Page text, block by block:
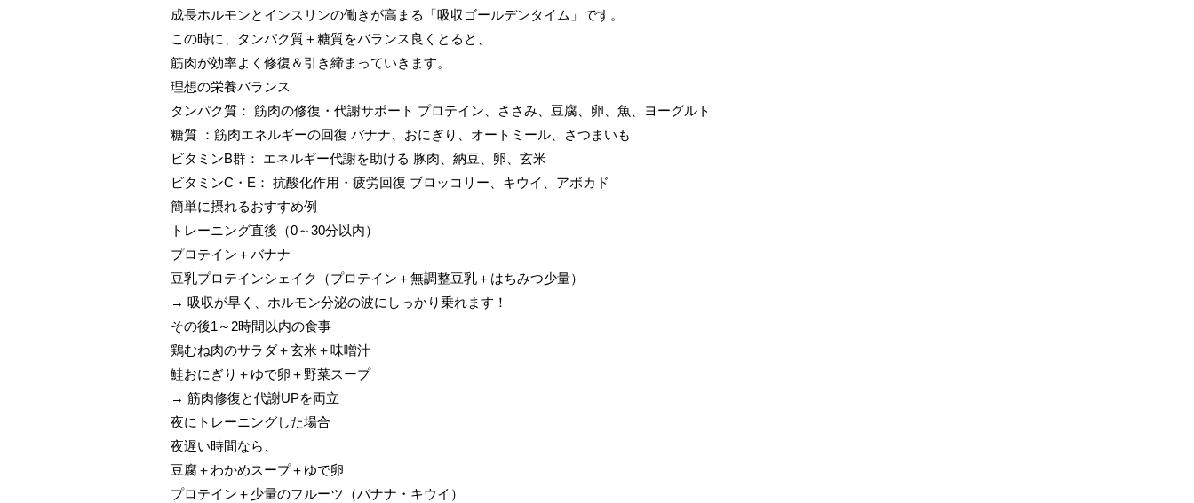
成長ホルモンとインスリンの働きが高まる「吸収ゴールデンタイム」です。
この時に、タンパク質＋糖質をバランス良くとると、
筋肉が効率よく修復＆引き締まっていきます。
理想の栄養バランス
タンパク質： 筋肉の修復・代謝サポート プロテイン、ささみ、豆腐、卵、魚、ヨーグルト
糖質 ：筋肉エネルギーの回復 バナナ、おにぎり、オートミール、さつまいも
ビタミンB群： エネルギー代謝を助ける 豚肉、納豆、卵、玄米
ビタミンC・E： 抗酸化作用・疲労回復 ブロッコリー、キウイ、アボカド
簡単に摂れるおすすめ例
トレーニング直後（0～30分以内）
プロテイン＋バナナ
豆乳プロテインシェイク（プロテイン＋無調整豆乳＋はちみつ少量）
→ 吸収が早く、ホルモン分泌の波にしっかり乗れます！
その後1～2時間以内の食事
鶏むね肉のサラダ＋玄米＋味噌汁
鮭おにぎり＋ゆで卵＋野菜スープ
→ 筋肉修復と代謝UPを両立
夜にトレーニングした場合
夜遅い時間なら、
豆腐＋わかめスープ＋ゆで卵
プロテイン＋少量のフルーツ（バナナ・キウイ）